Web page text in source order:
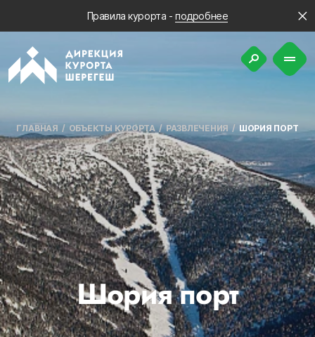
Правила курорта -подробнее
ГЛАВНАЯ ОБЪЕКТЫ КУРОРТА РАЗВЛЕЧЕНИЯ ШОРИЯ ПОРТ
Шория порт